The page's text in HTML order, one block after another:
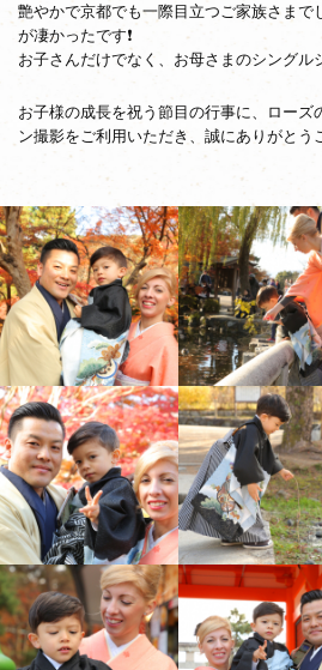
艶やかで京都でも一際目立つご家族さまで
が凄かったです❗
お子さんだけでなく、お母さまのシングル
お子様の成長を祝う節目の行事に、ローズ
ン撮影をご利用いただき、誠にありがとう